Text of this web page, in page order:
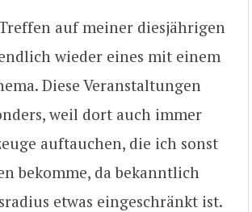
auf meiner diesjährigen
wieder eines mit einem
Diese Veranstaltungen
weil dort auch immer
auftauchen, die ich sonst
bekomme, da bekanntlich
etwas eingeschränkt ist.